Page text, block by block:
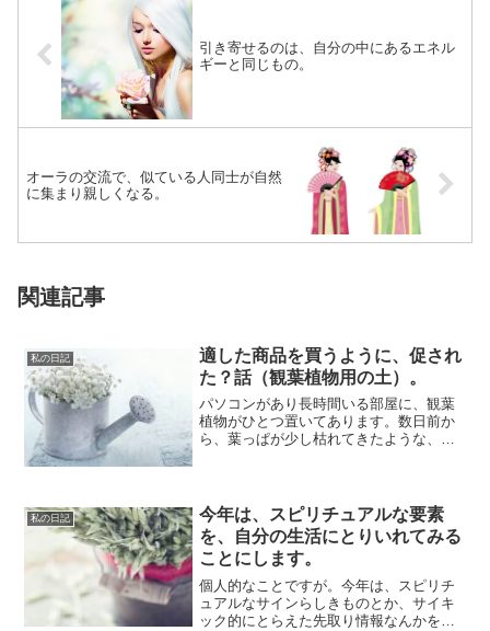
引き寄せるのは、自分の中にあるエネル
ギーと同じもの。
オーラの交流で、似ている人同士が自然
に集まり親しくなる。
関連記事
私の日記
適した商品を買うように、促され
た？話（観葉植物用の土）。
パソコンがあり長時間いる部屋に、観葉
植物がひとつ置いてあります。数日前か
ら、葉っぱが少し枯れてきたような、元
私の日記
今年は、スピリチュアルな要素
を、自分の生活にとりいれてみる
ことにします。
個人的なことですが。今年は、スピリチ
ュアルなサインらしきものとか、サイキ
ック的にとらえた先取り情報なんかを、